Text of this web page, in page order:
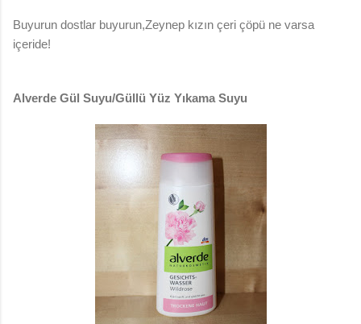
Buyurun dostlar buyurun,Zeynep kızın çeri çöpü ne varsa
içeride!
Alverde Gül Suyu/Güllü Yüz Yıkama Suyu